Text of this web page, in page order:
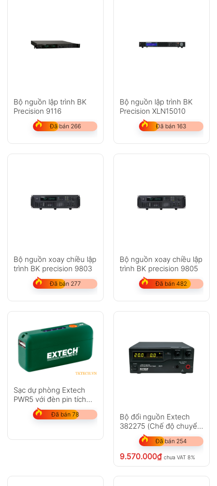
Bộ nguồn lập trình BK
Precision 9116
Đã bán 266
Bộ nguồn lập trình BK
Precision XLN15010
Đã bán 163
Bộ nguồn xoay chiều lập
trình BK precision 9803
Đã bán 277
Bộ nguồn xoay chiều lập
trình BK precision 9805
Đã bán 482
Sạc dự phòng Extech
PWR5 với đèn pin tích
Đã bán 78
Bộ đổi nguồn Extech
382275 (Chế độ chuyển
đổi nguồn DC 120V,
600W)
Đã bán 254
9.570.000₫ chưa VAT 8%